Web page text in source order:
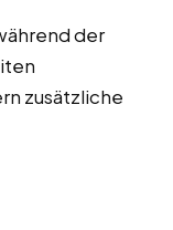
der
zusätzliche